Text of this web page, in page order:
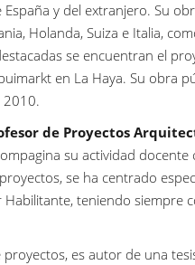
y del extranjero. Su
Holanda, Suiza e Italia,
se encuentran el
en La Haya. Su obra
2010.
de Proyectos
su actividad
se ha centrado
teniendo siempre
es autor de una